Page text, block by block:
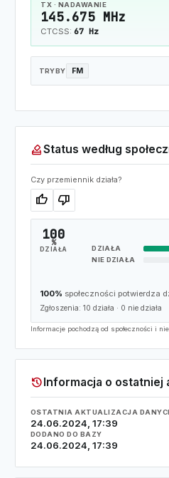
TX · NADAWANIE
145.675 MHz
CTCSS:67 Hz
TRYBY FM
how_to_voteStatus według
Czy przemiennik działa?
thumb_up thumb_down
100
%
DZIAŁA DZIAŁA
NIE DZIAŁA
100% społeczności potwierdza
Zgłoszenia: 10 działa · 0 nie działa
Informacje pochodzą od społeczności i
history Informacja o ostatniej
OSTATNIA AKTUALIZACJA
24.06.2024, 17:39
DODANO DO BAZY
24.06.2024, 17:39